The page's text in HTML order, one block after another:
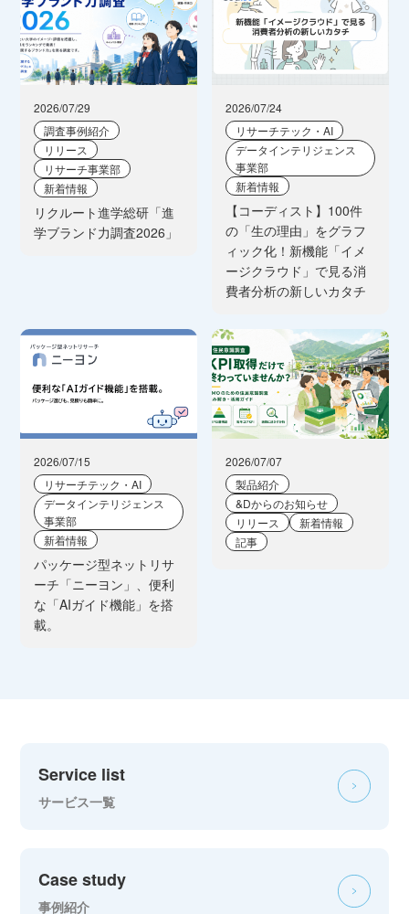
2026/07/29
調査事例紹介
リリース
リサーチ事業部
新着情報
リクルート進学総研「進
学ブランド力調査2026」
2026/07/24
リサーチテック・AI
データインテリジェンス
事業部
新着情報
【コーディスト】100件
の「生の理由」をグラフ
ィック化！新機能「イメ
ージクラウド」で見る消
費者分析の新しいカタチ
2026/07/15
リサーチテック・AI
データインテリジェンス
事業部
新着情報
パッケージ型ネットリサ
ーチ「ニーヨン」、便利
な「AIガイド機能」を搭
載。
2026/07/07
製品紹介
&Dからのお知らせ
リリース
新着情報
記事
Service list
サービス一覧
Case study
事例紹介